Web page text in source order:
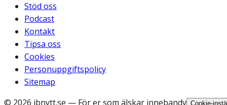
Stöd oss
Podcast
Kontakt
Tipsa oss
Cookies
Personuppgiftspolicy
Sitemap
© 2026 ibnytt.se — För er som älskar innebandy Cookie-